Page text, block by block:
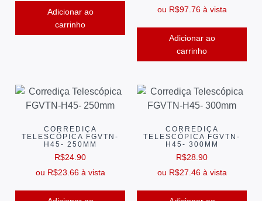
Adicionar ao
carrinho
ou R$97.76 à vista
Adicionar ao
carrinho
CORREDIÇA
TELESCÓPICA FGVTN-
H45- 250MM
R$24.90
ou R$23.66 à vista
CORREDIÇA
TELESCÓPICA FGVTN-
H45- 300MM
R$28.90
ou R$27.46 à vista